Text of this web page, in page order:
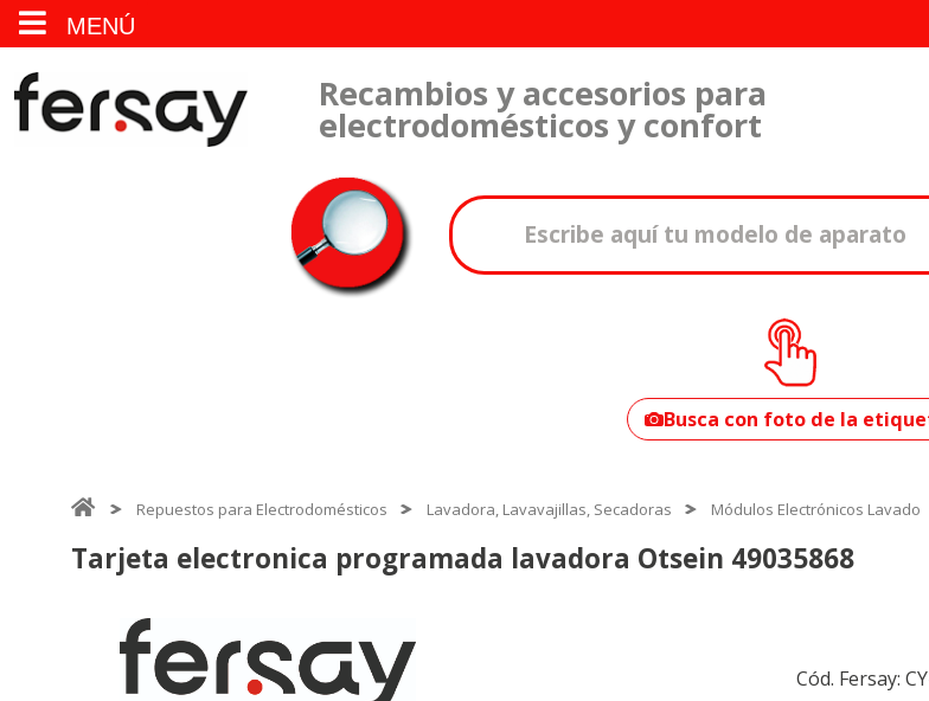
MENÚ
Recambios y accesorios para
electrodomésticos y confort
tu modelo?
Busca con foto de la
Repuestos para Electrodomésticos Lavadora, Lavavajillas, Secadoras Módulos Electrónicos Lavado
Tarjeta electronica programada lavadora Otsein 49035868
Cód. Fersay: